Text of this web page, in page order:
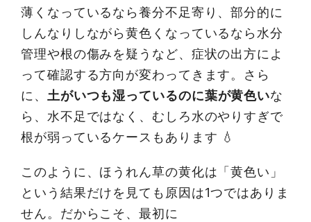
薄くなっているなら養分不足寄り、部分的に
しんなりしながら黄色くなっているなら水分
管理や根の傷みを疑うなど、症状の出方によ
って確認する方向が変わってきます。さら
に、 土がいつも湿っているのに葉が黄色いな
ら、水不足ではなく、むしろ水のやりすぎで
根が弱っているケースもあります 💧
このように、ほうれん草の黄化は「黄色い」
という結果だけを見ても原因は1つではありま
せん。だからこそ、最初に